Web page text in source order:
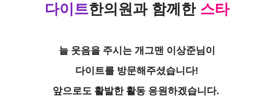
다이트한의원 과함께한 스타
늘 웃음을 주시는 개그맨 이상준님이
다이트를 방문해주셨습니다!
앞으로도 활발한 활동 응원하겠습니다.